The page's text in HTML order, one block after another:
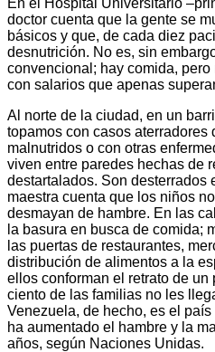
doctor cuenta que la gente se
básicos y que, de cada diez
desnutrición. No es, sin
convencional; hay comida,
con salarios que apenas
Al norte de la ciudad, en un
topamos con casos
malnutridos o con otras
viven entre paredes hechas de
destartalados. Son desterrados
maestra cuenta que los niños
desmayan de hambre. En las
la basura en busca de comida;
las puertas de restaurantes,
distribución de alimentos a la
ellos conforman el retrato de un
ciento de las familias no les
Venezuela, de hecho, es el
ha aumentado el hambre y la
años, según Naciones Unidas.